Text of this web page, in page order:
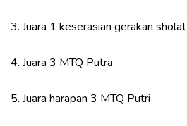
3. Juara 1 keserasian gerakan sholat
4. Juara 3 MTQ Putra
5. Juara harapan 3 MTQ Putri